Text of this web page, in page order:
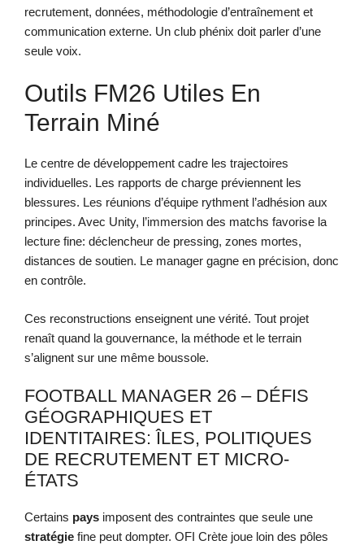
recrutement, données, méthodologie d’entraînement et
communication externe. Un club phénix doit parler d’une
seule voix.
Outils FM26 Utiles En
Terrain Miné
Le centre de développement cadre les trajectoires
individuelles. Les rapports de charge préviennent les
blessures. Les réunions d’équipe rythment l’adhésion aux
principes. Avec Unity, l’immersion des matchs favorise la
lecture fine: déclencheur de pressing, zones mortes,
distances de soutien. Le manager gagne en précision, donc
en contrôle.
Ces reconstructions enseignent une vérité. Tout projet
renaît quand la gouvernance, la méthode et le terrain
s’alignent sur une même boussole.
FOOTBALL MANAGER 26 – DÉFIS
GÉOGRAPHIQUES ET
IDENTITAIRES: ÎLES, POLITIQUES
DE RECRUTEMENT ET MICRO-
ÉTATS
Certains pays imposent des contraintes que seule une
stratégie fine peut dompter. OFI Crète joue loin des pôles